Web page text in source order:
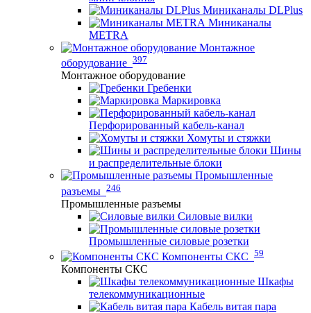
Миниканалы DLPlus
Миниканалы
METRA
Монтажное
оборудование 397
Монтажное оборудование
Гребенки
Маркировка
Перфорированный кабель-канал
Хомуты и стяжки
Шины
и распределительные блоки
Промышленные
разъемы 246
Промышленные разъемы
Силовые вилки
Промышленные силовые розетки
Компоненты СКС 59
Компоненты СКС
Шкафы
телекоммуникационные
Кабель витая пара